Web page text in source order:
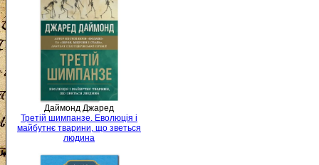
Даймонд Джаред
Третій шимпанзе. Еволюція і
майбутнє тварини, що зветься
людина